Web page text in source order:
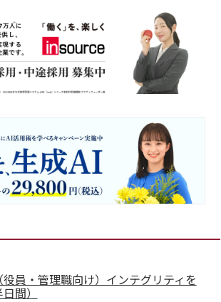
役員・管理職向け）インテグリティを
間）